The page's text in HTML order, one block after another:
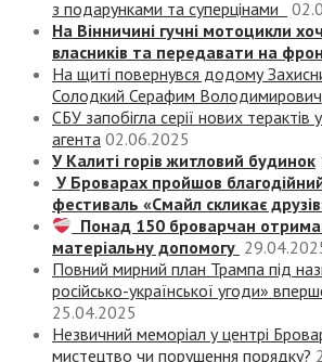
з подарунками та суперцінами
На Вінничині гучні мотоцикли
власників та передавати на
На щиті повернувся додому
Солодкий Серафим Володимирович
СБУ запобігла серії нових терактів
агента 02.06.2025
У Калиті горів житловий будинок
У Броварах пройшов
фестиваль «Смайл скликає
Понад 150 броварчан
матеріальну допомогу
Повний мирний план Трампа під
російсько-української угоди»
25.04.2025
Незвичний меморіал у центрі
мистецтво чи порушення порядку?